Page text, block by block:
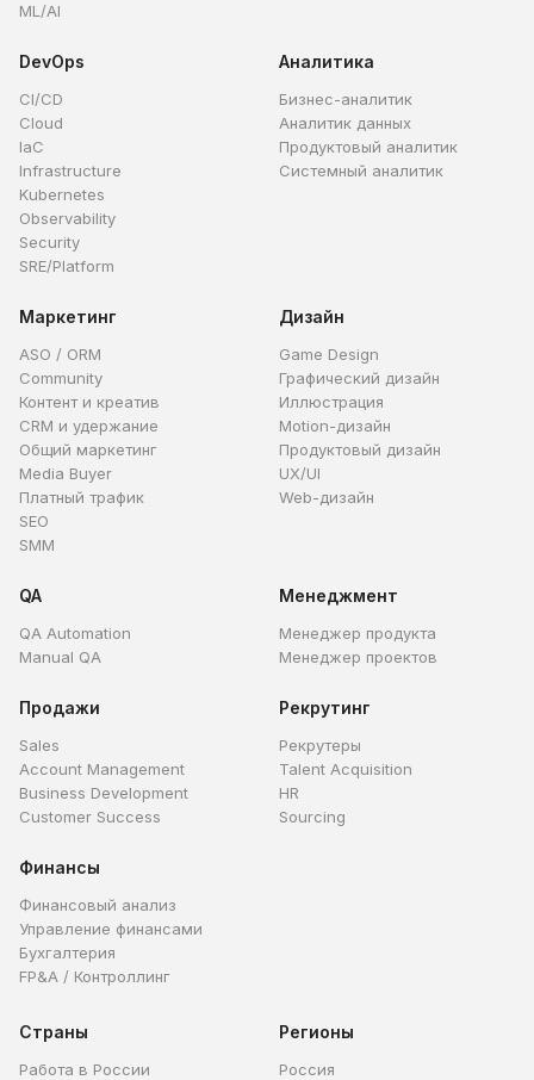
ML/AI
DevOps
CI/CD
Cloud
IaC
Infrastructure
Kubernetes
Observability
Security
SRE/Platform
Аналитика
Бизнес-аналитик
Аналитик данных
Продуктовый аналитик
Системный аналитик
Маркетинг
ASO / ORM
Community
Контент и креатив
CRM и удержание
Общий маркетинг
Media Buyer
Платный трафик
SEO
SMM
Дизайн
Game Design
Графический дизайн
Иллюстрация
Motion-дизайн
Продуктовый дизайн
UX/UI
Web-дизайн
QA
QA Automation
Manual QA
Менеджмент
Менеджер продукта
Менеджер проектов
Продажи
Sales
Account Management
Business Development
Customer Success
Рекрутинг
Рекрутеры
Talent Acquisition
HR
Sourcing
Финансы
Финансовый анализ
Управление финансами
Бухгалтерия
FP&A / Контроллинг
Страны
Работа в России
Регионы
Россия